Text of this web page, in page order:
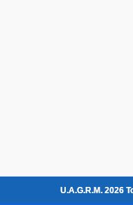
U.A.G.R.M. 2026